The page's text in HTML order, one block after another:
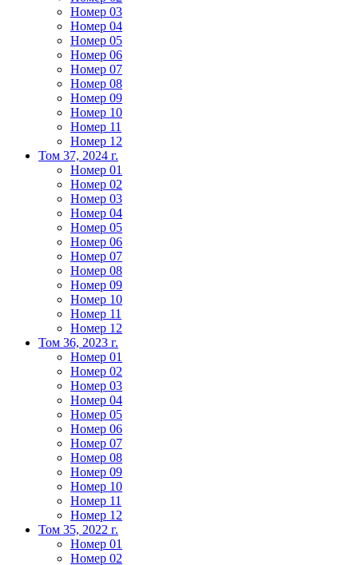
Номер 03
Номер 04
Номер 05
Номер 06
Номер 07
Номер 08
Номер 09
Номер 10
Номер 11
Номер 12
Том 37, 2024 г.
Номер 01
Номер 02
Номер 03
Номер 04
Номер 05
Номер 06
Номер 07
Номер 08
Номер 09
Номер 10
Номер 11
Номер 12
Том 36, 2023 г.
Номер 01
Номер 02
Номер 03
Номер 04
Номер 05
Номер 06
Номер 07
Номер 08
Номер 09
Номер 10
Номер 11
Номер 12
Том 35, 2022 г.
Номер 01
Номер 02